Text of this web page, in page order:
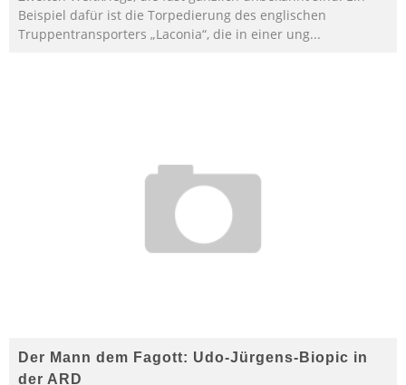
Beispiel dafür ist die Torpedierung des englischen
Truppentransporters „Laconia“, die in einer ung...
Der Mann dem Fagott: Udo-Jürgens-Biopic in
der ARD